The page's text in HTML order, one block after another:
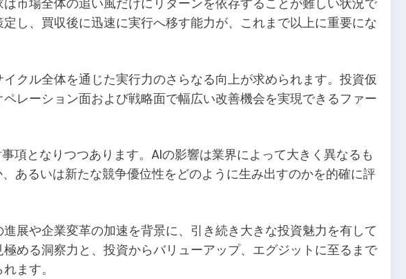
し、買収後に迅速に実行へ移す能力が、これまで以上に重要にな
クル全体を通じた実行力のさらなる向上が求められます。投資仮
レーション面および戦略面で幅広い改善機会を実現できるファー
項となりつつあります。AIの影響は業界によって大きく異なるも
あるいは新たな競争優位性をどのように生み出すのかを的確に評
展や企業変革の加速を背景に、引き続き大きな投資魅力を有して
める洞察力と、投資からバリューアップ、エグジットに至るまで
ます。